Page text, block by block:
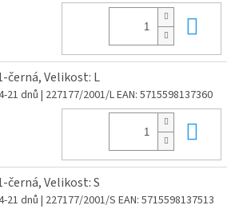
černá, Velikost: L
21 dnů| 227177/2001/LEAN: 5715598137360
černá, Velikost: S
21 dnů| 227177/2001/S EAN: 5715598137513